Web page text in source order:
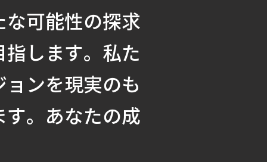
可能性の探求
します。私た
ンを現実のも
す。あなたの成